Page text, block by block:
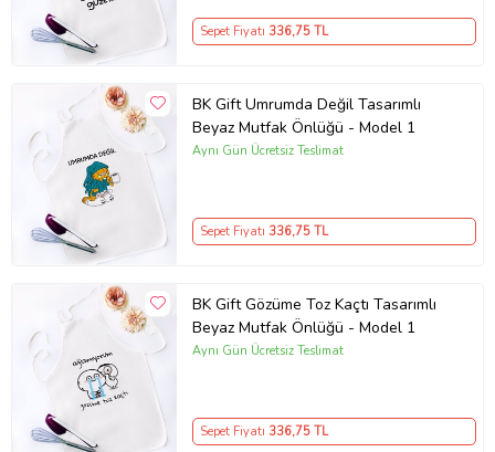
Sepet Fiyatı 336,75 TL
BK Gift Umrumda Değil Tasarımlı
Beyaz Mutfak Önlüğü - Model 1
Aynı Gün Ücretsiz Teslimat
Sepet Fiyatı 336,75 TL
BK Gift Gözüme Toz Kaçtı Tasarımlı
Beyaz Mutfak Önlüğü - Model 1
Aynı Gün Ücretsiz Teslimat
Sepet Fiyatı 336,75 TL